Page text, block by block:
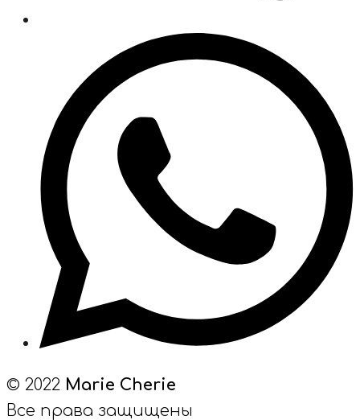
© 2022 Marie Cherie
Все права защищены